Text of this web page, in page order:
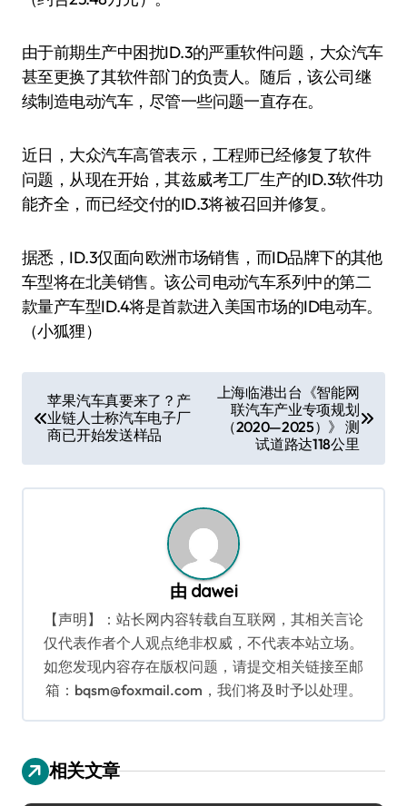
由于前期生产中困扰ID.3的严重软件问题，大众汽车
甚至更换了其软件部门的负责人。随后，该公司继
续制造电动汽车，尽管一些问题一直存在。
近日，大众汽车高管表示，工程师已经修复了软件
问题，从现在开始，其兹威考工厂生产的ID.3软件功
能齐全，而已经交付的ID.3将被召回并修复。
据悉，ID.3仅面向欧洲市场销售，而ID品牌下的其他
车型将在北美销售。该公司电动汽车系列中的第二
款量产车型ID.4将是首款进入美国市场的ID电动车。
（小狐狸）
章
苹果汽车真要来了？产
业链人士称汽车电子厂
商已开始发送样品
上海临港出台《智能网
联汽车产业专项规划
（2020—2025）》 测
试道路达118公里
由 dawei
【声明】：站长网内容转载自互联网，其相关言论
仅代表作者个人观点绝非权威，不代表本站立场。
如您发现内容存在版权问题，请提交相关链接至邮
箱：bqsm@foxmail.com，我们将及时予以处理。
相关文章